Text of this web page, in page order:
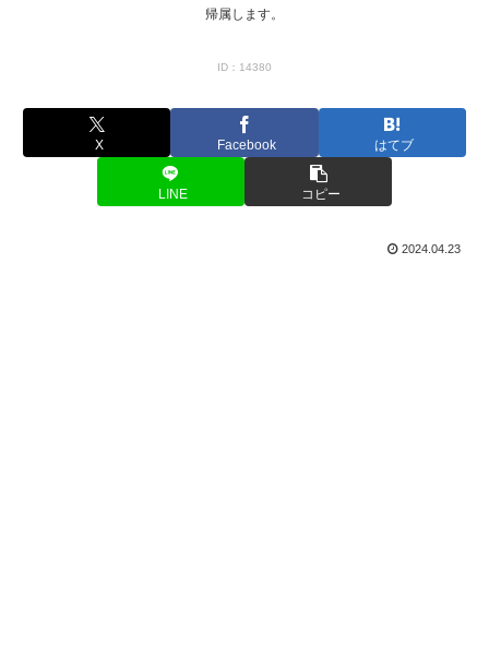
帰属します。
ID：14380
X Facebook はてブ
LINE コピー
2024.04.23